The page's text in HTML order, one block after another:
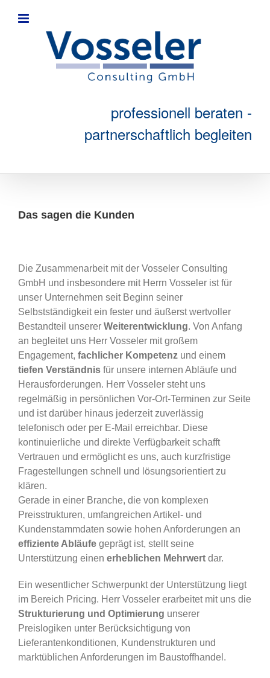
Inhalt
professionell beraten -
partnerschaftlich begleiten
Das sagen die Kunden
Die Zusammenarbeit mit der Vosseler Consulting
GmbH und insbesondere mit Herrn Vosseler ist für
unser Unternehmen seit Beginn seiner
Selbstständigkeit ein fester und äußerst wertvoller
Bestandteil unserer Weiterentwicklung. Von Anfang
an begleitet uns Herr Vosseler mit großem
Engagement, fachlicher Kompetenzund einem
tiefen Verständnisfür unsere internen Abläufe und
Herausforderungen. Herr Vosseler steht uns
regelmäßig in persönlichen Vor-Ort-Terminen zur Seite
und ist darüber hinaus jederzeit zuverlässig
telefonisch oder per E-Mail erreichbar. Diese
kontinuierliche und direkte Verfügbarkeit schafft
Vertrauen und ermöglicht es uns, auch kurzfristige
Fragestellungen schnell und lösungsorientiert zu
klären.
Gerade in einer Branche, die von komplexen
Preisstrukturen, umfangreichen Artikel- und
Kundenstammdaten sowie hohen Anforderungen an
effiziente Abläufegeprägt ist, stellt seine
Unterstützung einen erheblichen Mehrwertdar.
Ein wesentlicher Schwerpunkt der Unterstützung liegt
im Bereich Pricing. Herr Vosseler erarbeitet mit uns die
Strukturierung und Optimierung unserer
Preislogiken unter Berücksichtigung von
Lieferantenkonditionen, Kundenstrukturen und
marktüblichen Anforderungen im Baustoffhandel.